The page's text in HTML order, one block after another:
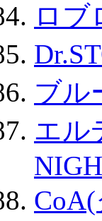
ロブ
ブル
エル